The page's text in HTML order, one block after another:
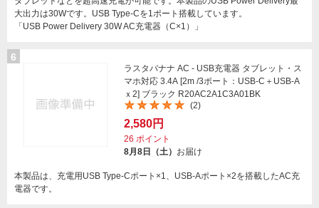
大出力は30Wです。USB Type-Cを1ポート搭載しています。
「USB Power Delivery 30W AC充電器（C×1）」
6
ラスタバナナ AC - USB充電器 タブレット・ス
マホ対応 3.4A [2m /3ポート：USB-C＋USB-A
ｘ2] ブラック R20AC2A1C3A01BK
(2)
2,580円
26 ポイント
8月8日（土） お届け
本製品は、充電用USB Type-Cポート×1、USB-Aポート×2を搭載したAC充
電器です。